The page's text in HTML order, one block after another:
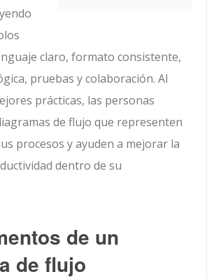
claro, formato consistente,
pruebas y colaboración. Al
prácticas, las personas
de flujo que representen
procesos y ayuden a mejorar la
dentro de su
de un
de flujo